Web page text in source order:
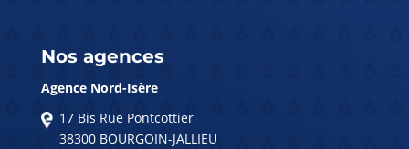
Nos agences
Agence Nord-Isère
17 Bis Rue Pontcottier
38300 BOURGOIN-JALLIEU